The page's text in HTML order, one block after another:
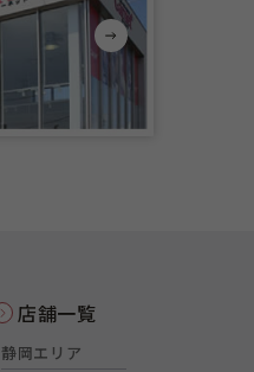
店舗一覧
静岡エリア